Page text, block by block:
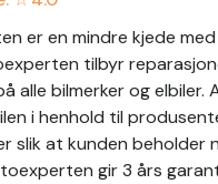
er en mindre kjede
tilbyr
alle bilmerker og elbiler.
i henhold til
slik at kunden beholder
gir 3 års